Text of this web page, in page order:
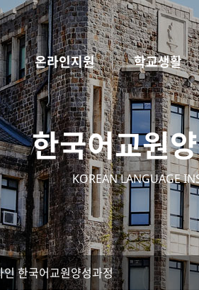
온라인지원 학교생활
한국어교원
KOREAN LANGUAGE
인 한국어교원양성과정